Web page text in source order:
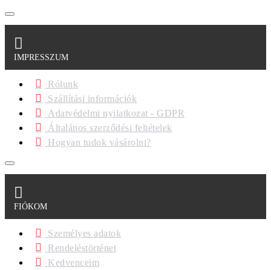
IMPRESSZUM
Rólunk
Szállítási információk
Adatvédelmi nyilatkozat - GDPR
Általános szerződési feltételek
Hogyan tudok vásárolni?
FIÓKOM
Személyes adatok
Rendeléstörténet
Kedvenceim